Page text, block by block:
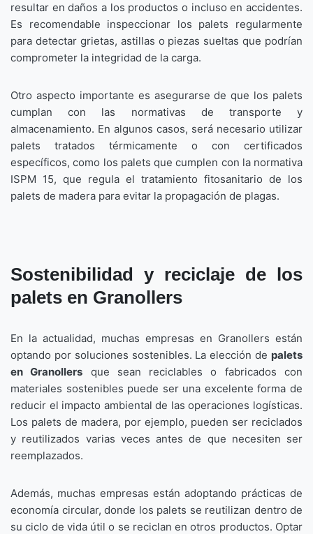
resultar en daños a los productos o incluso en accidentes.
Es recomendable inspeccionar los palets regularmente
para detectar grietas, astillas o piezas sueltas que podrían
comprometer la integridad de la carga.
Otro aspecto importante es asegurarse de que los palets
cumplan con las normativas de transporte y
almacenamiento. En algunos casos, será necesario utilizar
palets tratados térmicamente o con certificados
específicos, como los palets que cumplen con la normativa
ISPM 15, que regula el tratamiento fitosanitario de los
palets de madera para evitar la propagación de plagas.
Sostenibilidad y reciclaje de los
palets en Granollers
En la actualidad, muchas empresas en Granollers están
optando por soluciones sostenibles. La elección de palets
en Granollers que sean reciclables o fabricados con
materiales sostenibles puede ser una excelente forma de
reducir el impacto ambiental de las operaciones logísticas.
Los palets de madera, por ejemplo, pueden ser reciclados
y reutilizados varias veces antes de que necesiten ser
reemplazados.
Además, muchas empresas están adoptando prácticas de
economía circular, donde los palets se reutilizan dentro de
su ciclo de vida útil o se reciclan en otros productos. Optar